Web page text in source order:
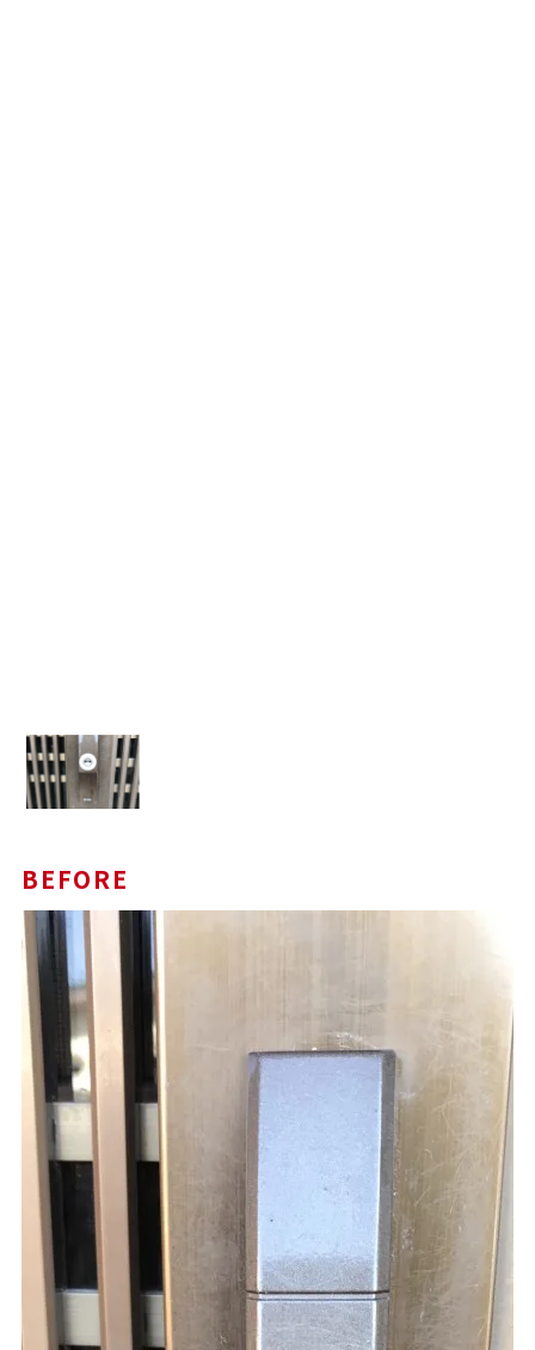
BEFORE